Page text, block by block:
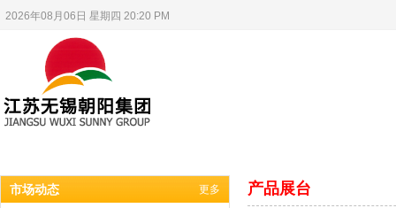
2026年08月06日 星期四 20:20 PM
市场动态
更多
产品展台